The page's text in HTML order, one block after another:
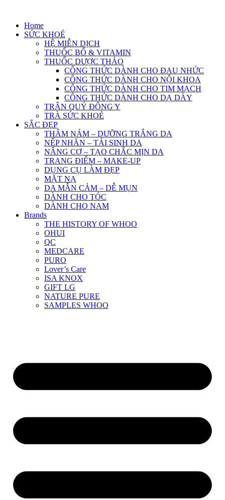
contentHome
SỨC KHOẺ
HỆ MIỄN DỊCH
THUỐC BỔ & VITAMIN
THUỐC DƯỢC THẢO
CÔNG THỨC DÀNH CHO ĐAU NHỨC
CÔNG THỨC DÀNH CHO NỘI KHOA
CÔNG THỨC DÀNH CHO TIM MẠCH
CÔNG THỨC DÀNH CHO DẠ DÀY
TRÂN QUÝ ĐÔNG Y
TRÀ SỨC KHOẺ
SẮC ĐẸP
THÂM NÁM – DƯỠNG TRẮNG DA
NẾP NHĂN – TÁI SINH DA
NÂNG CƠ – TẠO CHẮC MỊN DA
TRANG ĐIỂM – MAKE-UP
DỤNG CỤ LÀM ĐẸP
MẶT NẠ
DA MẪN CẢM – DỄ MỤN
DÀNH CHO TÓC
DÀNH CHO NAM
Brands
THE HISTORY OF WHOO
OHUI
QC
MEDCARE
PURO
Lover’s Care
ISA KNOX
GIFT LG
NATURE PURE
SAMPLES WHOO